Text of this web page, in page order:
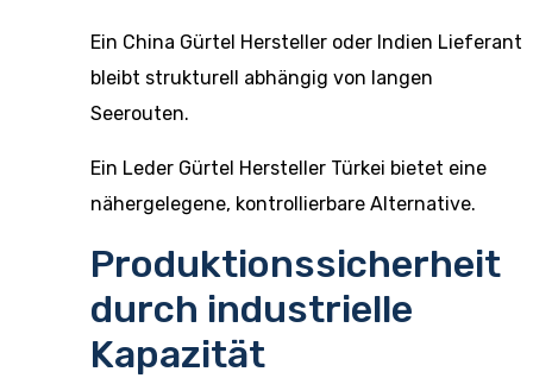
Ein China Gürtel Hersteller oder Indien Lieferant
bleibt strukturell abhängig von langen
Seerouten.
Ein Leder Gürtel Hersteller Türkei bietet eine
nähergelegene, kontrollierbare Alternative.
Produktionssicherheit
durch industrielle
Kapazität